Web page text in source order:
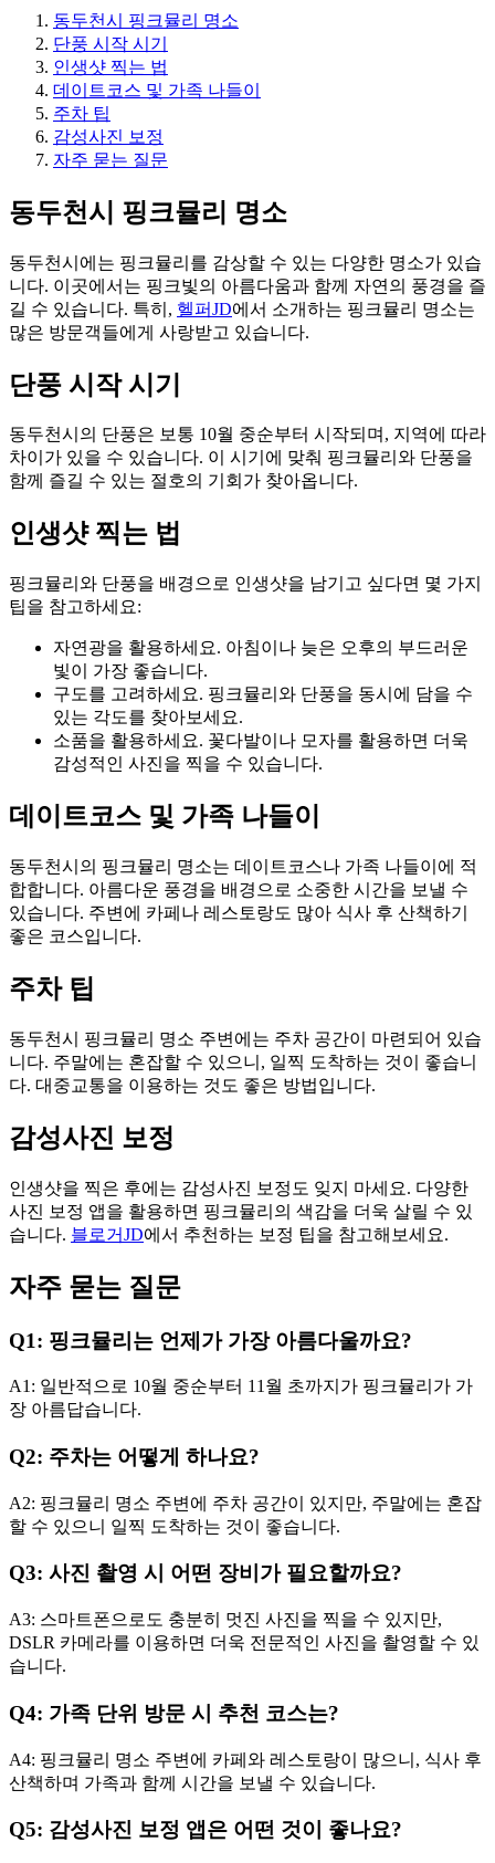
동두천시 핑크뮬리 명소
단풍 시작 시기
인생샷 찍는 법
데이트코스 및 가족 나들이
주차 팁
감성사진 보정
자주 묻는 질문
동두천시 핑크뮬리 명소
동두천시에는 핑크뮬리를 감상할 수 있는 다양한 명소가 있습
니다. 이곳에서는 핑크빛의 아름다움과 함께 자연의 풍경을 즐
길 수 있습니다. 특히, 헬퍼JD에서 소개하는 핑크뮬리 명소는
많은 방문객들에게 사랑받고 있습니다.
단풍 시작 시기
동두천시의 단풍은 보통 10월 중순부터 시작되며, 지역에 따라
차이가 있을 수 있습니다. 이 시기에 맞춰 핑크뮬리와 단풍을
함께 즐길 수 있는 절호의 기회가 찾아옵니다.
인생샷 찍는 법
핑크뮬리와 단풍을 배경으로 인생샷을 남기고 싶다면 몇 가지
팁을 참고하세요:
자연광을 활용하세요. 아침이나 늦은 오후의 부드러운
빛이 가장 좋습니다.
구도를 고려하세요. 핑크뮬리와 단풍을 동시에 담을 수
있는 각도를 찾아보세요.
소품을 활용하세요. 꽃다발이나 모자를 활용하면 더욱
감성적인 사진을 찍을 수 있습니다.
데이트코스 및 가족 나들이
동두천시의 핑크뮬리 명소는 데이트코스나 가족 나들이에 적
합합니다. 아름다운 풍경을 배경으로 소중한 시간을 보낼 수
있습니다. 주변에 카페나 레스토랑도 많아 식사 후 산책하기
좋은 코스입니다.
주차 팁
동두천시 핑크뮬리 명소 주변에는 주차 공간이 마련되어 있습
니다. 주말에는 혼잡할 수 있으니, 일찍 도착하는 것이 좋습니
다. 대중교통을 이용하는 것도 좋은 방법입니다.
감성사진 보정
인생샷을 찍은 후에는 감성사진 보정도 잊지 마세요. 다양한
사진 보정 앱을 활용하면 핑크뮬리의 색감을 더욱 살릴 수 있
습니다. 블로거JD에서 추천하는 보정 팁을 참고해보세요.
자주 묻는 질문
Q1: 핑크뮬리는 언제가 가장 아름다울까요?
A1: 일반적으로 10월 중순부터 11월 초까지가 핑크뮬리가 가
장 아름답습니다.
Q2: 주차는 어떻게 하나요?
A2: 핑크뮬리 명소 주변에 주차 공간이 있지만, 주말에는 혼잡
할 수 있으니 일찍 도착하는 것이 좋습니다.
Q3: 사진 촬영 시 어떤 장비가 필요할까요?
A3: 스마트폰으로도 충분히 멋진 사진을 찍을 수 있지만,
DSLR 카메라를 이용하면 더욱 전문적인 사진을 촬영할 수 있
습니다.
Q4: 가족 단위 방문 시 추천 코스는?
A4: 핑크뮬리 명소 주변에 카페와 레스토랑이 많으니, 식사 후
산책하며 가족과 함께 시간을 보낼 수 있습니다.
Q5: 감성사진 보정 앱은 어떤 것이 좋나요?